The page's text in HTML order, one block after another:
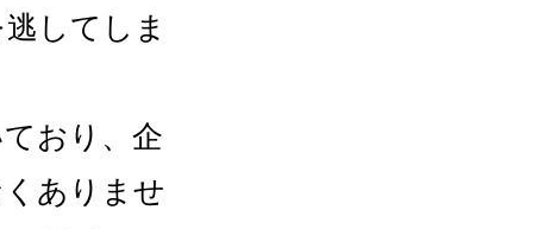
してしま
おり、企
ありませ